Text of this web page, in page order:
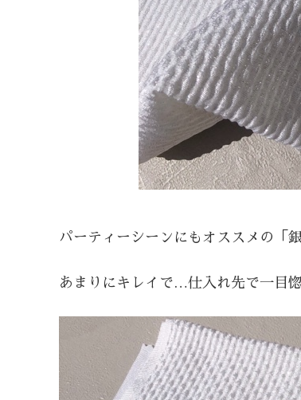
パーティーシーンにもオススメの「
あまりにキレイで…仕入れ先で一目